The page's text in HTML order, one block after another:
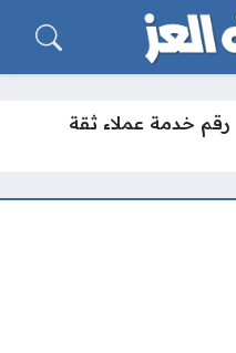
رقم خدمة عملاء ثقة